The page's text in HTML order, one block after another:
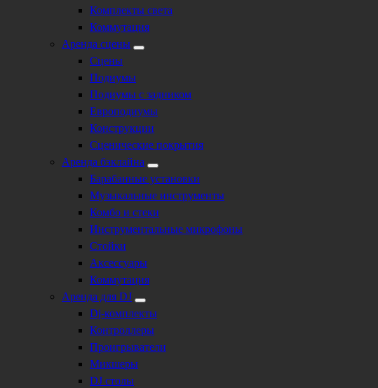
Комплекты света
Коммутация
Аренда сцены
Сцены
Подиумы
Подиумы с задником
Европодиумы
Конструкции
Сценические покрытия
Аренда бэклайна
Барабанные установки
Музыкальные инструменты
Комбо и стеки
Инструментальные микрофоны
Стойки
Аксессуары
Коммутация
Аренда для DJ
Dj-комплекты
Контроллеры
Проигрыватели
Микшеры
DJ столы